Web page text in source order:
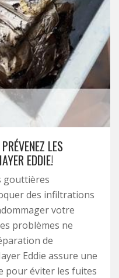
LES
EDDIE!
gouttières
des infiltrations
votre
problèmes ne
de
Eddie assure une
pour éviter les fuites